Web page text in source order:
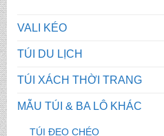
VALI KÉO
TÚI DU LỊCH
TÚI XÁCH THỜI TRANG
MẪU TÚI & BA LÔ KHÁC
TÚI ĐEO CHÉO